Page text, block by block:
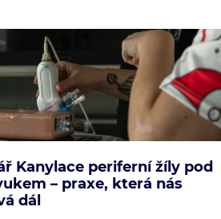
Kanylace periferní žíly pod
– praxe, která nás
dál